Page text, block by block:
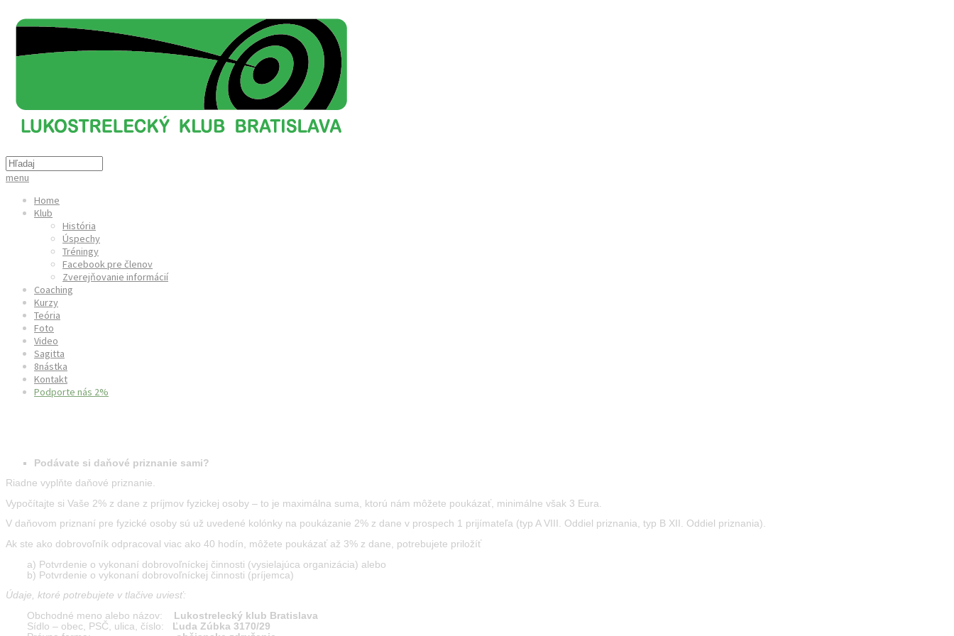
menu
Home
Klub
História
Úspechy
Tréningy
Facebook pre členov
Zverejňovanie informácií
Coaching
Kurzy
Teória
Foto
Video
Sagitta
8nástka
Kontakt
Podporte nás 2%
Podávate si daňové priznanie sami?
Riadne vyplňte daňové priznanie.
Vypočítajte si Vaše 2% z dane z príjmov fyzickej osoby – to je maximálna suma, ktorú nám môžete poukázať, minimálne však 3 Eura.
V daňovom priznaní pre fyzické osoby sú už uvedené kolónky na poukázanie 2% z dane v prospech 1 prijímateľa (typ A VIII. Oddiel priznania, typ B XII. Oddiel priznania).
Ak ste ako dobrovoľník odpracoval viac ako 40 hodín, môžete poukázať až 3% z dane, potrebujete priložíť
a) Potvrdenie o vykonaní dobrovoľníckej činnosti (vysielajúca organizácia) alebo
b) Potvrdenie o vykonaní dobrovoľníckej činnosti (príjemca)
Údaje, ktoré potrebujete v tlačive uviesť:
Obchodné meno alebo názov:
Lukostrelecký klub Bratislava
Sídlo – obec, PSČ, ulica, číslo:
Ľuda Zúbka 3170/29